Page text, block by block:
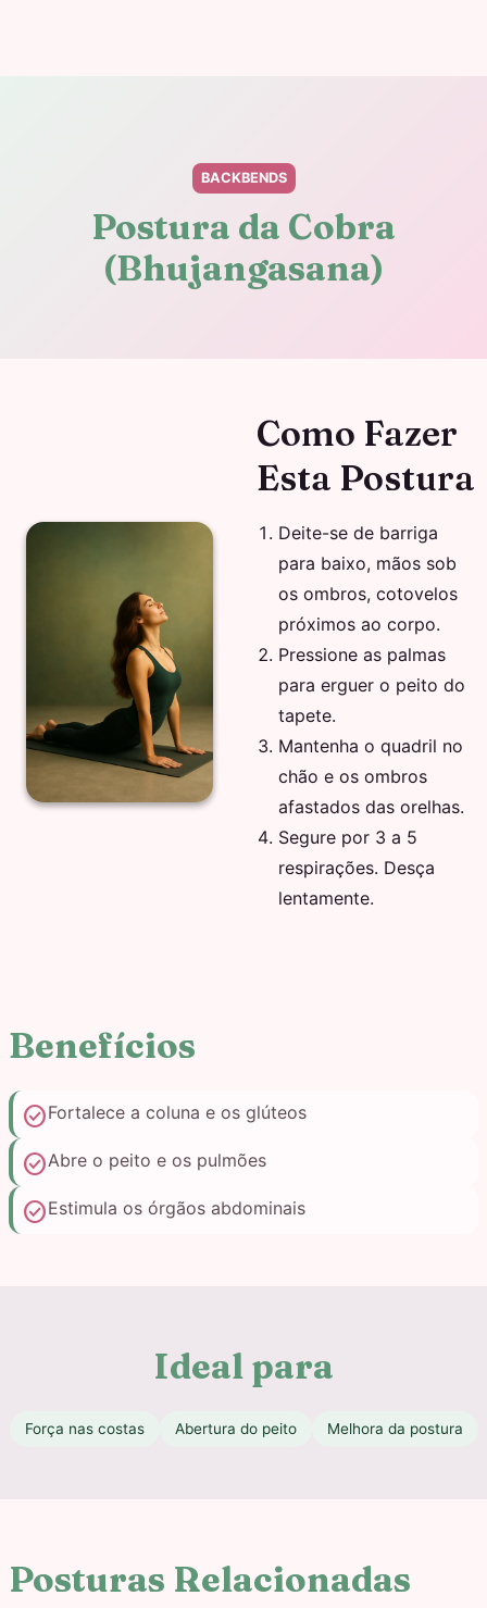
BACKBENDS
Postura da Cobra
(Bhujangasana)
Como Fazer
Esta Postura
Deite-se de barriga
para baixo, mãos sob
os ombros, cotovelos
próximos ao corpo.
Pressione as palmas
para erguer o peito do
tapete.
Mantenha o quadril no
chão e os ombros
afastados das orelhas.
Segure por 3 a 5
respirações. Desça
lentamente.
Benefícios
check_circleFortalece a coluna e os glúteos
check_circleAbre o peito e os pulmões
check_circleEstimula os órgãos abdominais
Ideal para
Força nas costas Abertura do peito Melhora da postura
Posturas Relacionadas